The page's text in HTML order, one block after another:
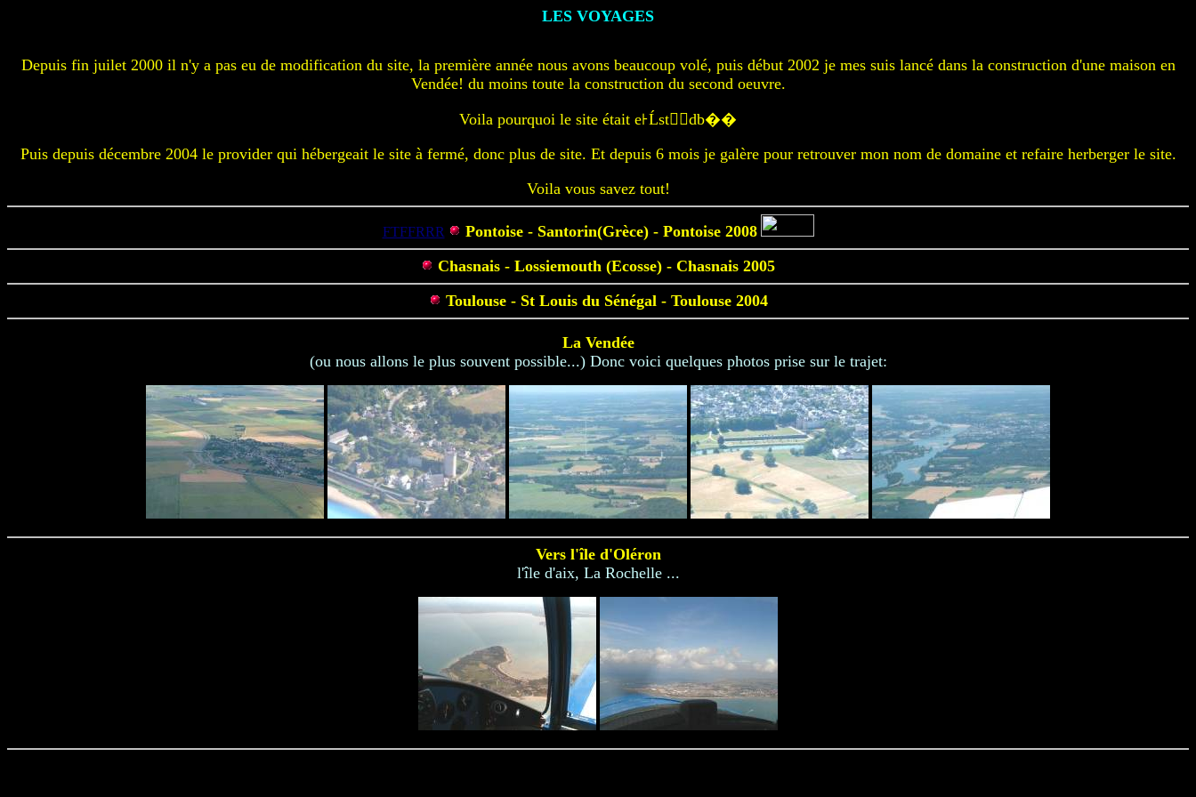
LES VOYAGES
Depuis fin juilet 2000 il n'y a pas eu de modification du site, la première année nous avons beaucoup volé, puis début 2002 je mes suis lancé dans la construction d'une maison en
Vendée! du moins toute la construction du second oeuvre.
Voila pourquoi le site était e꜔Ĺst￿￿db��
Puis depuis décembre 2004 le provider qui hébergeait le site à fermé, donc plus de site. Et depuis 6 mois je galère pour retrouver mon nom de domaine et refaire herberger le site.
Voila vous savez tout!
FTFFRRR
Pontoise - Santorin(Grèce) - Pontoise 2008
Chasnais - Lossiemouth (Ecosse) - Chasnais 2005
Toulouse - St Louis du Sénégal - Toulouse 2004
La Vendée
(ou nous allons le plus souvent possible...) Donc voici quelques photos prise sur le trajet:
Vers l'île d'Oléron
l'île d'aix, La Rochelle ...